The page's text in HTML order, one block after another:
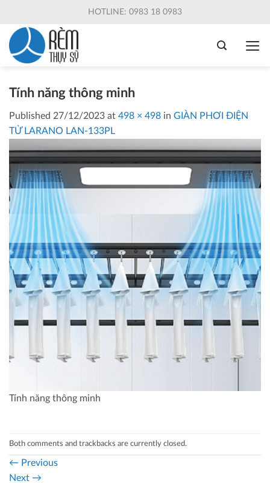
content
HOTLINE: 0983 18 0983
Tính năng thông minh
Published 27/12/2023 at 498 × 498 in GIÀN PHƠI ĐIỆN
TỬ LARANO LAN-133PL
Tính năng thông minh
Both comments and trackbacks are currently closed.
← Previous
Next →